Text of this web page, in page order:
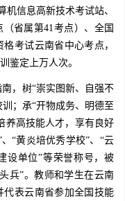
信息高新技术考试站、
省属第41考点）、全国
考试云南省中心考点，
鉴定上万人次。
，树“崇实图新、自强不
；承“开物成务、明德至
养高技能人才，享有良好
“黄炎培优秀学校”、“云
设单位”等荣誉称号，被
兵”。教师和学生在云南
代表云南省参加全国技能